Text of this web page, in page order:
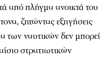
από πλήγμα ανοικτά του
ζητώντας εξηγήσεις
των ναυτικών δεν μπορεί
στρατιωτικών